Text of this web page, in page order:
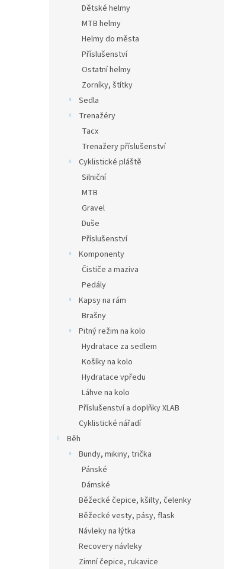
Dětské helmy
MTB helmy
Helmy do města
Příslušenství
Ostatní helmy
Zorníky, štítky
Sedla
Trenažéry
Tacx
Trenažery příslušenství
Cyklistické pláště
Silniční
MTB
Gravel
Duše
Příslušenství
Komponenty
Čističe a maziva
Pedály
Kapsy na rám
Brašny
Pitný režim na kolo
Hydratace za sedlem
Košíky na kolo
Hydratace vpředu
Láhve na kolo
Příslušenství a doplňky XLAB
Cyklistické nářadí
Běh
Bundy, mikiny, trička
Pánské
Dámské
Běžecké čepice, kšilty, čelenky
Běžecké vesty, pásy, flask
Návleky na lýtka
Recovery návleky
Zimní čepice, rukavice